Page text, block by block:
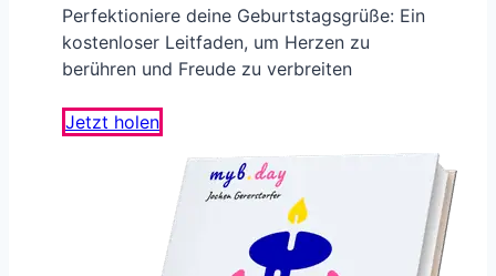
Perfektioniere deine Geburtstagsgrüße: Ein
kostenloser Leitfaden, um Herzen zu
berühren und Freude zu verbreiten
Jetzt holen